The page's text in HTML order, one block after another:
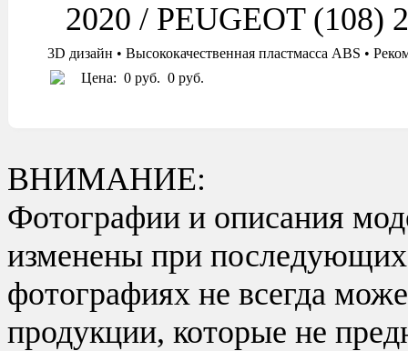
2020 / PEUGEOT (108)
3D дизайн • Высококачественная пластмасса ABS •
Цена: 0 руб. 0 руб.
ВНИМАНИЕ:
Фотографии и описания
изменены при последующих
фотографиях не всегда
продукции, которые не